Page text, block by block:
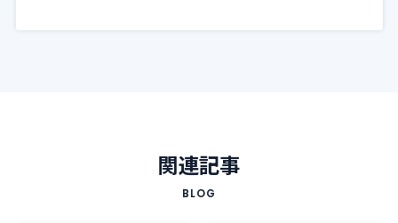
関連記事
BLOG